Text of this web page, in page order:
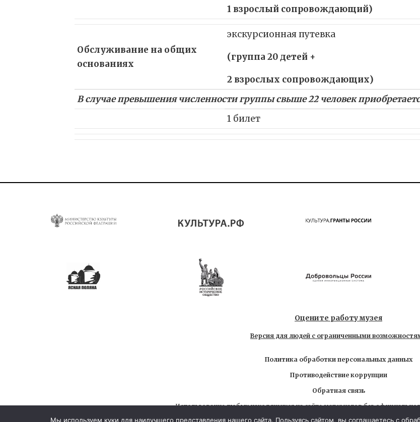
1 взрослый сопровождающий)
Обслуживание на общих
основаниях
экскурсионная путевка
(группа 20 детей +
2 взрослых сопровождающих)
В случае превышения численности группы свыше 22 человек
1 билет
Оцените работу музея
Версия для людей с ограниченными
Политика обработки персональных данных
Противодействие коррупции
Обратная связь
Использование любых находящихся на сайте материалов без
Мы используем куки для наилучшего представления нашего сайта. Пользуясь сайтом, вы соглашаетесь с